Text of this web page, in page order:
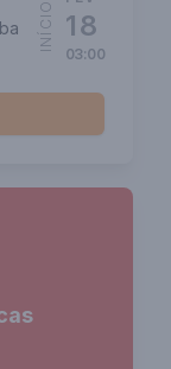
INÍCIO 18
03:00